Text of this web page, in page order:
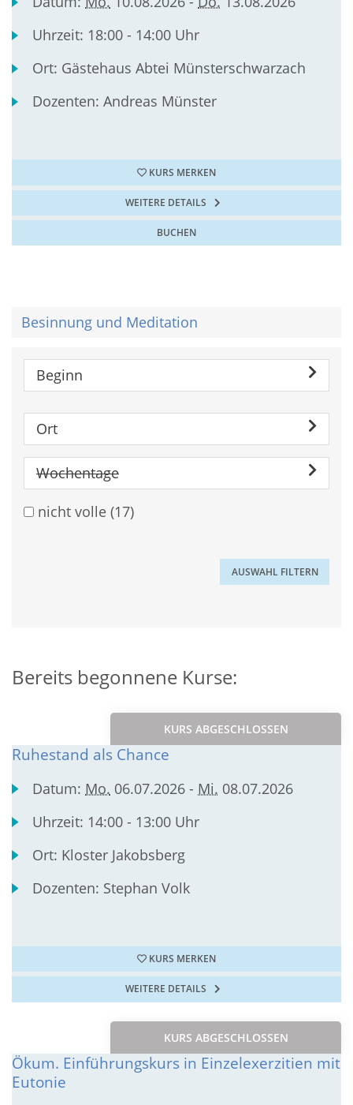
Uhrzeit: 18:00 - 14:00 Uhr
Ort: Gästehaus Abtei Münsterschwarzach
Dozenten:Andreas Münster
KURS MERKEN
WEITERE DETAILS
BUCHEN
Besinnung und Meditation
Beginn
Ort
Wochentage
nicht volle (17)
Bereits begonnene Kurse:
KURS ABGESCHLOSSEN
Ruhestand als Chance
Datum: Mo. 06.07.2026 - Mi. 08.07.2026
Uhrzeit: 14:00 - 13:00 Uhr
Ort: Kloster Jakobsberg
Dozenten: Stephan Volk
KURS MERKEN
WEITERE DETAILS
KURS ABGESCHLOSSEN
Ökum. Einführungskurs in Einzelexerzitien mit
Eutonie